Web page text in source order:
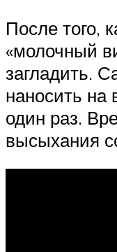
После того,
«молочный
загладить.
наносить на
один раз.
высыхания